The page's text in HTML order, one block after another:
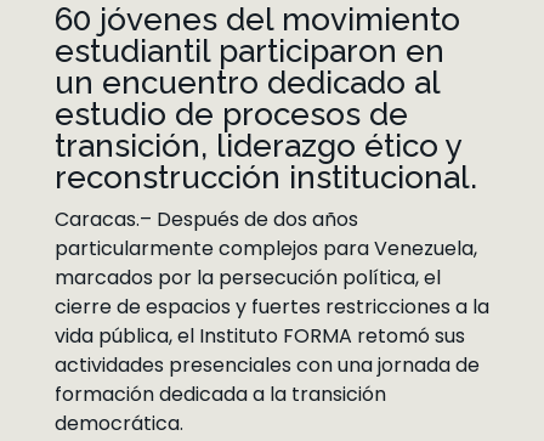
60 jóvenes del movimiento
estudiantil participaron en
un encuentro dedicado al
estudio de procesos de
transición, liderazgo ético y
reconstrucción institucional.
Caracas.– Después de dos años
particularmente complejos para Venezuela,
marcados por la persecución política, el
cierre de espacios y fuertes restricciones a la
vida pública, el Instituto FORMA retomó sus
actividades presenciales con una jornada de
formación dedicada a la transición
democrática.